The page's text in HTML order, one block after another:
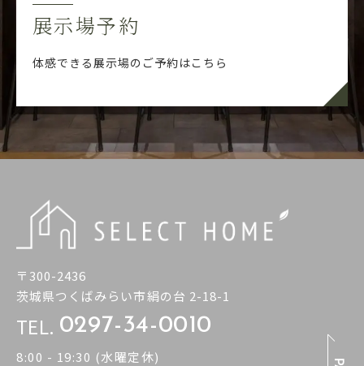
展示場予約
体感できる展示場のご予約はこちら
〒300-2436
茨城県つくばみらい市絹の台 2-18-1
TEL. 0297-34-0010
8:00 - 19:30 (水曜定休)